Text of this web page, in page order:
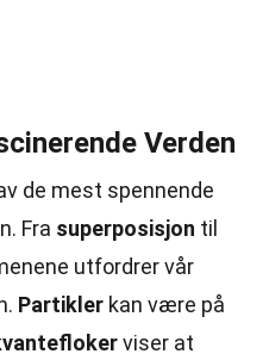
Verden
de mest spennende
Fra superposisjon til
utfordrer vår
Partikler kan være på
viser at